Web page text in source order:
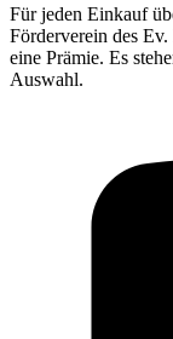
Für jeden Einkauf
Förderverein des
eine Prämie. Es
Auswahl.